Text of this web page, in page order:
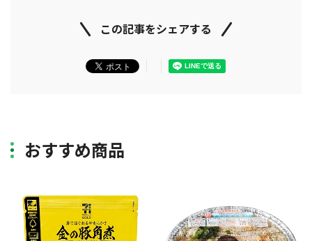
この記事をシェアする
おすすめ商品